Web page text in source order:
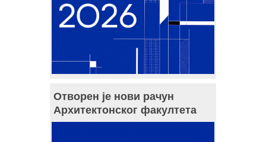
Отворен је нови рачун
Архитектонског факултета